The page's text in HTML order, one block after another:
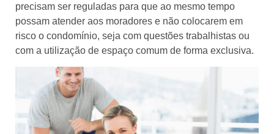
precisam ser reguladas para que ao mesmo tempo
possam atender aos moradores e não colocarem em
risco o condomínio, seja com questões trabalhistas ou
com a utilização de espaço comum de forma exclusiva.